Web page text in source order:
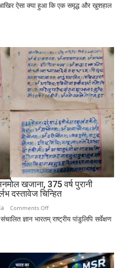
रात
गाँव!
200
साल
बाद
भी
क्यों
बसा
राजस्थान
का
सबसे
रहस्यमयी
गांव?
ऐसा क्या हुआ कि एक समृद्ध और खुशहाल
खजाना, 375 वर्ष पुरानी
दस्तावेज चिन्हित
Comments Offon
कबीरधाम
का
ज्ञान भारतम् राष्ट्रीय पांडुलिपि सर्वेक्षण